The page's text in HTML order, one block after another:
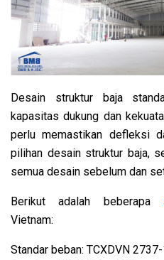
Desain struktur baja
kapasitas dukung dan
perlu memastikan defleksi
pilihan desain struktur baja,
semua desain sebelum dan
Berikut adalah beberapa
Vietnam:
Standar beban: TCXDVN